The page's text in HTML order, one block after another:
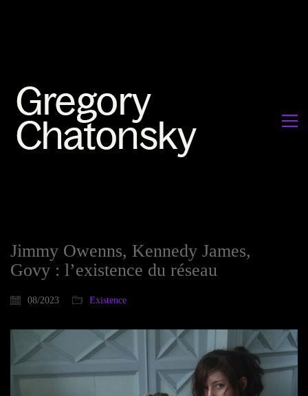
Jimmy Owenns, Kennedy James,
Govy : l’existence du réseau
08/2023 Existence